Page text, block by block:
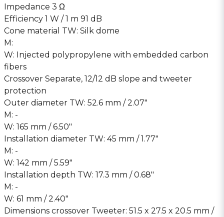
Impedance 3 Ω
Efficiency 1 W / 1 m 91 dB
Cone material TW: Silk dome
M:
W: Injected polypropylene with embedded carbon
fibers
Crossover Separate, 12/12 dB slope and tweeter
protection
Outer diameter TW: 52.6 mm / 2.07″
M: -
W: 165 mm / 6.50″
Installation diameter TW: 45 mm / 1.77″
M: -
W: 142 mm / 5.59″
Installation depth TW: 17.3 mm / 0.68″
M: -
W: 61 mm / 2.40″
Dimensions crossover Tweeter: 51.5 x 27.5 x 20.5 mm /